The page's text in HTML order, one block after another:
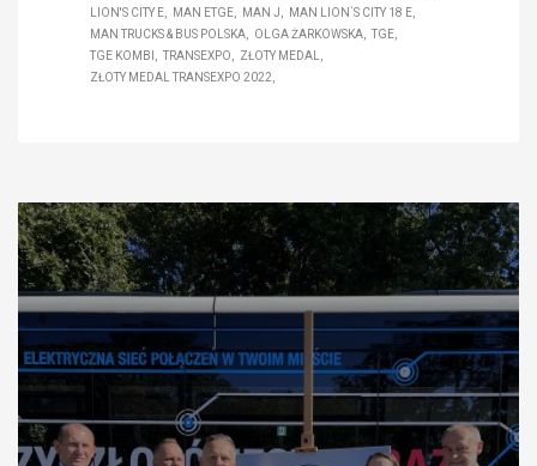
LION'S CITY E
MAN ETGE MAN J
MAN LION`S CITY 18 E
MAN TRUCKS & BUS POLSKA
OLGA ŻARKOWSKA
TGE
TGE KOMBI
TRANSEXPO
ZŁOTY MEDAL
ZŁOTY MEDAL TRANSEXPO 2022